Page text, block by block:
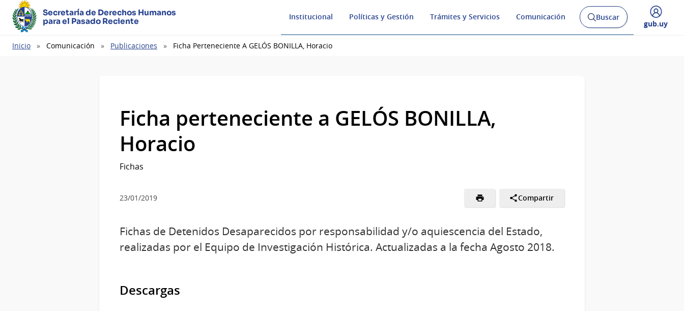
Secretaría de Derechos Humanos
para el Pasado Reciente
Institucional Políticas y Gestión Trámites y Servicios Comunicación
Abrir
buscador
Buscar
Desplegar
gub.uy
Ruta
Inicio Comunicación Publicaciones Ficha Perteneciente A GELÓS BONILLA, Horacio
Ficha perteneciente a GELÓS BONILLA,
Horacio
Fichas
23/01/2019 Compartir
Fichas de Detenidos Desaparecidos por responsabilidad y/o aquiescencia del Estado,
realizadas por el Equipo de Investigación Histórica. Actualizadas a la fecha Agosto 2018.
Descargas